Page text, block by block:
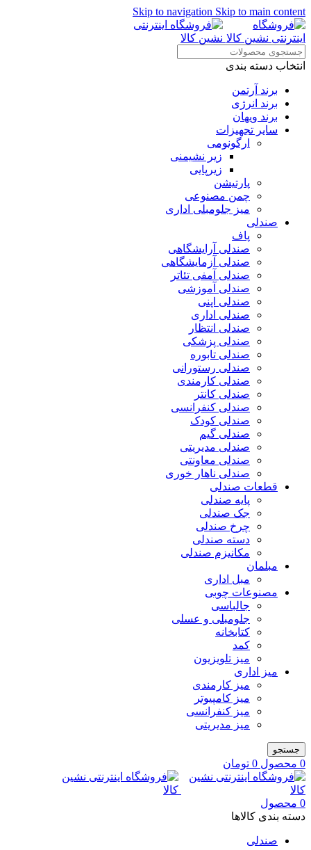
Skip to navigation Skip to main content
انتخاب دسته بندی
برند آرتمن
برند انرژی
برند ویهان
سایر تجهیزات
ارگونومی
زیر نشیمنی
زیرپایی
پارتیشن
چمن مصنوعی
میز جلومبلی اداری
صندلی
پاف
صندلی آرایشگاهی
صندلی آزمایشگاهی
صندلی آمفی تئاتر
صندلی آموزشی
صندلی اپنی
صندلی اداری
صندلی انتظار
صندلی پزشکی
صندلی تابوره
صندلی رستورانی
صندلی کارمندی
صندلی کانتر
صندلی کنفرانسی
صندلی کودک
صندلی گیم
صندلی مدیریتی
صندلی معاونتی
صندلی ناهار خوری
قطعات صندلی
پایه صندلی
جک صندلی
چرخ صندلی
دسته صندلی
مکانیزم صندلی
مبلمان
مبل اداری
مصنوعات چوبی
جالباسی
جلومبلی و عسلی
کتابخانه
کمد
میز تلویزیون
میز اداری
میز کارمندی
میز کامپیوتر
میز کنفرانسی
میز مدیریتی
جستجو
0 محصول 0 تومان
0 محصول
دسته بندی کالاها
صندلی